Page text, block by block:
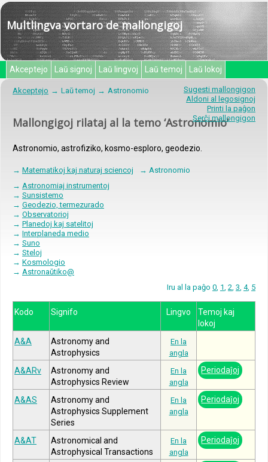
Multlingva vortaro de mallongigoj
Akceptejo Laŭ signoj Laŭ lingvoj Laŭ temoj Laŭ lokoj
Sugesti mallongigon
Aldoni al legosignoj
Printi la paĝon
Serĉi mallongigon
Akceptejo Laŭ temoj Astronomio
Mallongigoj rilataj al la temo ‘Astronomio’
Astronomio, astrofiziko, kosmo-esploro, geodezio.
→ Matematikoj kaj naturaj sciencoj
→ Astronomio
→ Astronomiaj instrumentoj
→ Sunsistemo
→ Geodezio, termezurado
→ Observatorioj
→ Planedoj kaj satelitoj
→ Interplaneda medio
→ Suno
→ Steloj
→ Kosmologio
→ Astronaŭtiko@
Iru al la paĝo 0, 1, 2, 3, 4, 5
Kodo Signifo Lingvo
Temoj kaj
lokoj
A&A
Astronomy and
Astrophysics
En la
angla
A&ARv
Astronomy and
Astrophysics Review
En la
angla
Periodaĵoj
A&AS
Astronomy and
Astrophysics Supplement
Series
En la
angla
Periodaĵoj
A&AT
Astronomical and
Astrophysical Transactions
En la
angla
Periodaĵoj